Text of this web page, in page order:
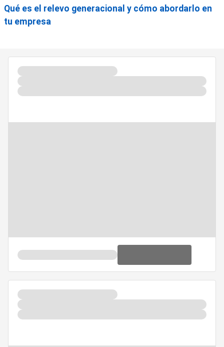
Qué es el relevo generacional y cómo abordarlo en
tu empresa